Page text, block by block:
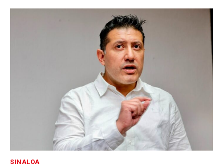
SINALOA